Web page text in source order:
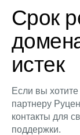
Срок
истек
Если вы
партнеру
контакты для
поддержки.